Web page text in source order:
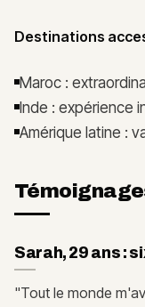
Destinations
Maroc :
Inde : expérience
Amérique latine :
Sarah, 29 ans :
"Tout le monde